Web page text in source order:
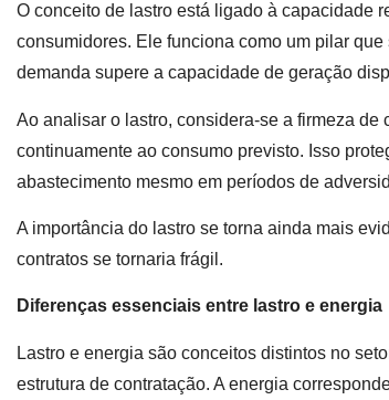
O conceito de lastro está ligado à capacidade
consumidores. Ele funciona como um pilar
demanda supere a capacidade de geração
Ao analisar o lastro, considera-se a firmeza
continuamente ao consumo previsto. Isso
abastecimento mesmo em períodos de
A importância do lastro se torna ainda mais
contratos se tornaria frágil.
Diferenças essenciais entre lastro e energia
Lastro e energia são conceitos distintos no
estrutura de contratação. A energia